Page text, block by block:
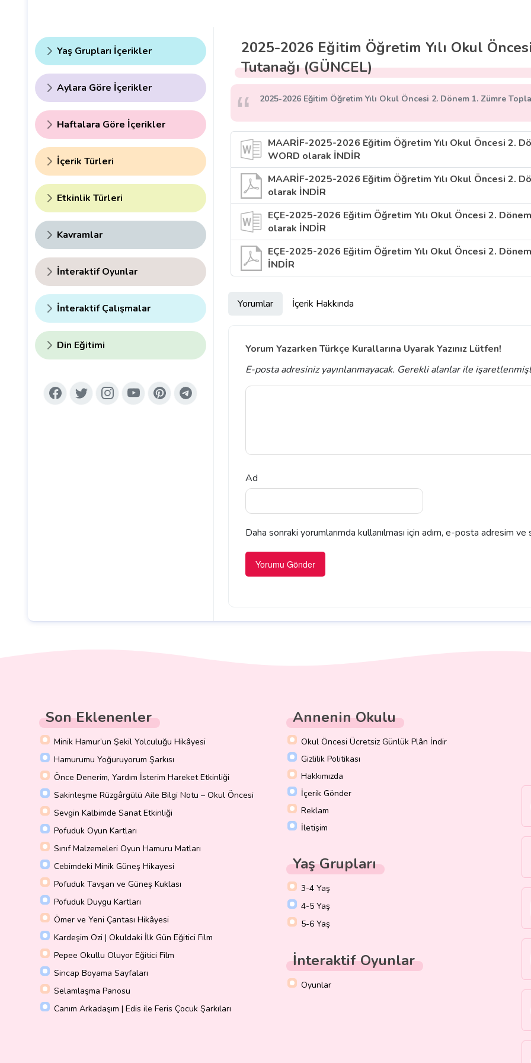
Yaş Grupları İçerikler
Aylara Göre İçerikler
Haftalara Göre İçerikler
İçerik Türleri
Etkinlik Türleri
Kavramlar
İnteraktif Oyunlar
İnteraktif Çalışmalar
Din Eğitimi
2025-2026 Eğitim Öğretim Yılı Okul
Tutanağı (GÜNCEL)
2025-2026 Eğitim Öğretim Yılı Okul Öncesi 2. Dönem 1. Zümre
MAARİF-2025-2026 Eğitim Öğretim Yılı Okul Öncesi 2.
WORD olarak İNDİR
MAARİF-2025-2026 Eğitim Öğretim Yılı Okul Öncesi 2.
olarak İNDİR
EÇE-2025-2026 Eğitim Öğretim Yılı Okul Öncesi 2.
olarak İNDİR
EÇE-2025-2026 Eğitim Öğretim Yılı Okul Öncesi 2.
İNDİR
Yorumlar İçerik Hakkında
Yorum Yazarken Türkçe Kurallarına Uyarak Yazınız Lütfen!
E-posta adresiniz yayınlanmayacak. Gerekli alanlarile
Ad
Daha sonraki yorumlarımda kullanılması için adım, e-posta adresim
Son Eklenenler
Minik Hamur’un Şekil Yolculuğu Hikâyesi
Hamurumu Yoğuruyorum Şarkısı
Önce Denerim, Yardım İsterim Hareket Etkinliği
Sakinleşme Rüzgârgülü Aile Bilgi Notu – Okul Öncesi
Sevgin Kalbimde Sanat Etkinliği
Pofuduk Oyun Kartları
Sınıf Malzemeleri Oyun Hamuru Matları
Cebimdeki Minik Güneş Hikayesi
Pofuduk Tavşan ve Güneş Kuklası
Pofuduk Duygu Kartları
Ömer ve Yeni Çantası Hikâyesi
Kardeşim Ozi | Okuldaki İlk Gün Eğitici Film
Pepee Okullu Oluyor Eğitici Film
Sincap Boyama Sayfaları
Selamlaşma Panosu
Canım Arkadaşım | Edis ile Feris Çocuk Şarkıları
Annenin Okulu
Okul Öncesi Ücretsiz Günlük Plân İndir
Gizlilik Politikası
Hakkımızda
İçerik Gönder
Reklam
İletişim
Yaş Grupları
3-4 Yaş
4-5 Yaş
5-6 Yaş
İnteraktif Oyunlar
Oyunlar